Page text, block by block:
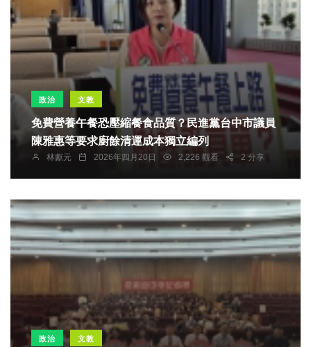
政治 文教
免費營養午餐恐壓縮餐食品質？民進黨台中市議員
陳雅惠等要求廚餘清運成本獨立編列
林獻元 2026年四月20日 2,226 觀看 2 分享
政治 文教